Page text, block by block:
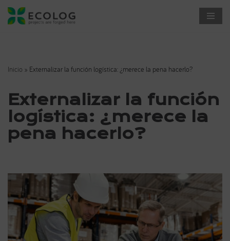
Saltar
Inicio » Externalizar la función logística: ¿merece la pena hacerlo?
Externalizar la función
logística: ¿merece la
pena hacerlo?